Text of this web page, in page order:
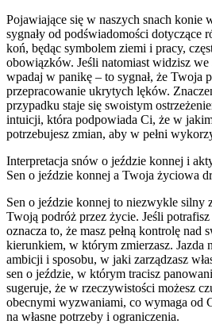
Pojawiające się w naszych snach konie
sygnały od podświadomości dotyczące
koń, będąc symbolem ziemi i pracy,
obowiązków. Jeśli natomiast widzisz
wpadaj w panikę – to sygnał, że Twoja
przepracowanie ukrytych lęków.
przypadku staje się swoistym
intuicji, która podpowiada Ci, że w
potrzebujesz zmian, aby w pełni
Interpretacja snów o jeździe konnej i
Sen o jeździe konnej a Twoja życiowa
Sen o jeździe konnej to niezwykle silny
Twoją podróż przez życie. Jeśli
oznacza to, że masz pełną kontrolę nad
kierunkiem, w którym zmierzasz. Jazda
ambicji i sposobu, w jaki zarządzasz
sen o jeździe, w którym tracisz
sugeruje, że w rzeczywistości możesz
obecnymi wyzwaniami, co wymaga od
na własne potrzeby i ograniczenia.